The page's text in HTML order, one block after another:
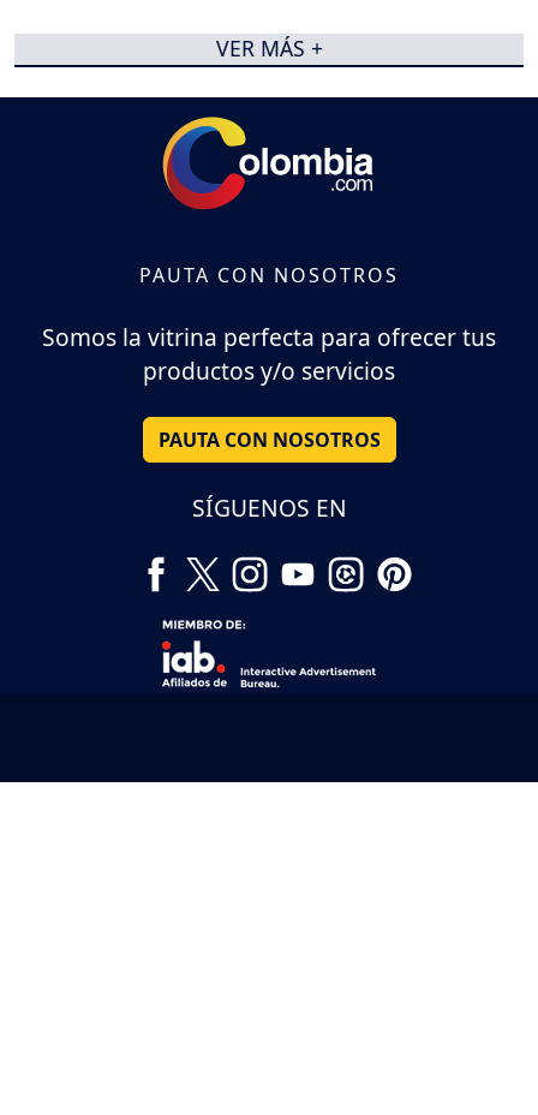
VER MÁS +
PAUTA CON NOSOTROS
Somos la vitrina perfecta para ofrecer tus
productos y/o servicios
PAUTA CON NOSOTROS
SÍGUENOS EN